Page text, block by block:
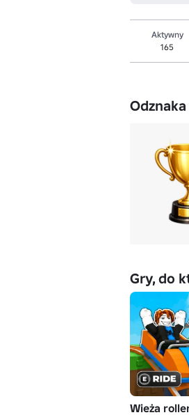
Aktywny
165
Odznaka
Gry, do
Wieża